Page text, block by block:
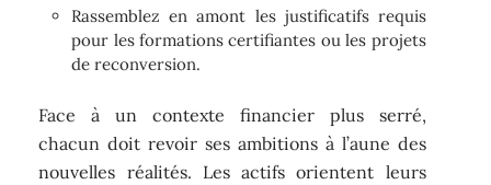
Rassemblez en amont les justificatifs requis
pour les formations certifiantes ou les projets
de reconversion.
Face à un contexte financier plus serré,
chacun doit revoir ses ambitions à l’aune des
nouvelles réalités. Les actifs orientent leurs